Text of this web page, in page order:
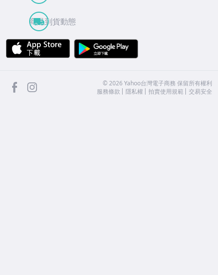
商品到貨動態
APP Store
facebook ©2026 Yahoo台灣電子商務 保留所有權利
服務條款
隱私權 拍賣使用規範 交易安全